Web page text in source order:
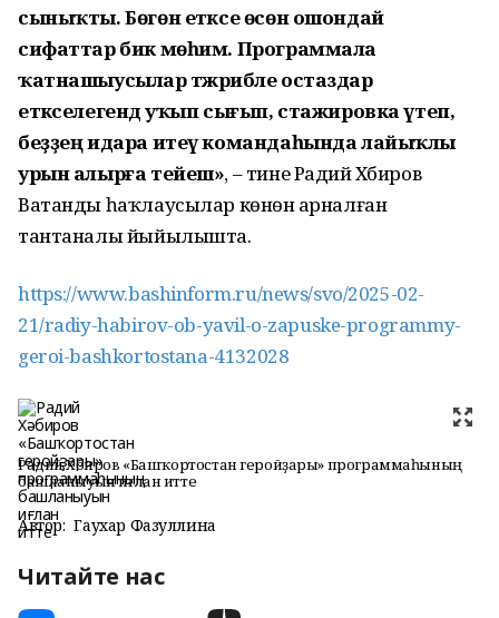
сыныҡты. Бөгөн етәксе өсөн ошондай
сифаттар бик мөһим. Программала
ҡатнашыусылар тәжрибәле остаздар
етәкселегендә уҡып сығып, стажировка үтеп,
беҙҙең идара итеү командаһында лайыҡлы
урын алырға тейеш», – тине Радий Хәбиров
Ватанды һаҡлаусылар көнөнә арналған
тантаналы йыйылышта.
https://www.bashinform.ru/news/svo/2025-02-
21/radiy-habirov-ob-yavil-o-zapuske-programmy-
geroi-bashkortostana-4132028
Радий Хәбиров «Башҡортостан геройҙары» программаһының
башланыуын иғлан итте
Автор: Гаухар Фазуллина
Читайте нас